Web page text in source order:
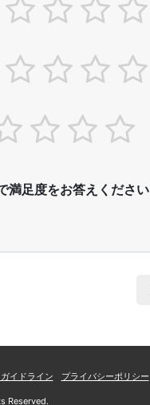
足度をお答えください
イドライン プライバシーポリシー
Reserved.